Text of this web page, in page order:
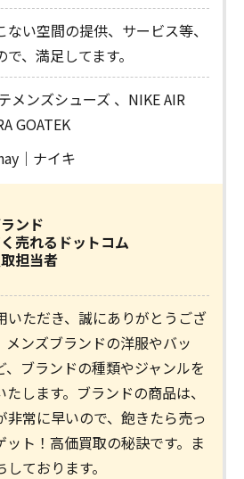
い空間の提供、サービス等、
、満足してます。
メンズシューズ 、NIKE AIR
GOATEK
｜ナイキ
ンド
売れるドットコム
担当者
いただき、誠にありがとうござ
メンズブランドの洋服やバッ
、ブランドの種類やジャンルを
します。ブランドの商品は、
非常に早いので、飽きたら売っ
ット！高価買取の秘訣です。ま
ております。